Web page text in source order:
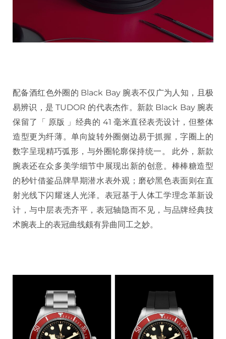
配备酒红色外圈的 Black Bay 腕表不仅广为人知，且极
易辨识，是 TUDOR 的代表杰作。新款 Black Bay 腕表
保留了「 原版 」经典的 41 毫米直径表壳设计，但整体
造型更为纤薄。单向旋转外圈侧边易于抓握，字圈上的
数字呈现精巧弧形，与外圈轮廓保持统一。 此外，新款
腕表还在众多美学细节中展现出新的创意。棒棒糖造型
的秒针借鉴品牌早期潜水表外观；磨砂黑色表面则在直
射光线下闪耀迷人光泽。表冠基于人体工学理念革新设
计，与中层表壳齐平，表冠轴隐而不见，与品牌经典技
术腕表上的表冠曲线颇有异曲同工之妙。